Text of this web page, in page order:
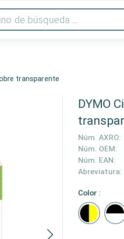
Impresora y escáner
transparente
DYMO
Núm. AXRO:
Núm. OEM:
Núm. EAN:
Abreviatura:
Color :